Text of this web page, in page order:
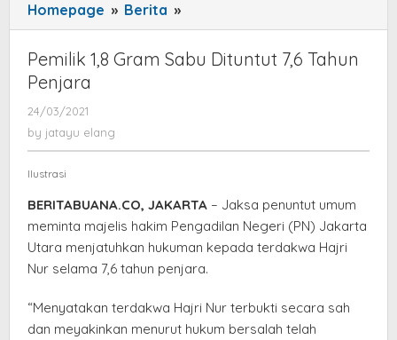
Homepage » Berita »
1,8
Gram
Pemilik 1,8 Gram Sabu Dituntut 7,6 Tahun
Penjara
24/03/2021
jatayu
by jatayu elang
Ilustrasi
BERITABUANA.CO, JAKARTA – Jaksa penuntut umum
meminta majelis hakim Pengadilan Negeri (PN) Jakarta
Utara menjatuhkan hukuman kepada terdakwa Hajri
Nur selama 7,6 tahun penjara.
“Menyatakan terdakwa Hajri Nur terbukti secara sah
dan meyakinkan menurut hukum bersalah telah